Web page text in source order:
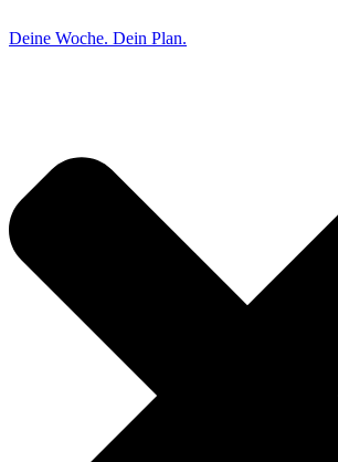
Deine Woche. Dein Plan.